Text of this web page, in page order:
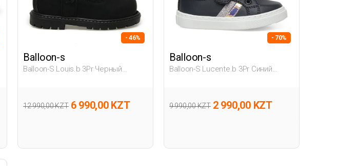
- 46%
Balloon-s
Balloon-S Louis.b 3Pr Черный
12 990,00 KZT 6 990,00 KZT
- 70%
Balloon-s
Balloon-S Lucente.b 3Pr Синий
9 990,00 KZT 2 990,00 KZT